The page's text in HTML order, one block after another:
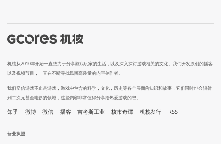
机核从2010年开始一直致力于分享游戏玩家的生活，以及深入探讨游戏相关的文化。我们开发原创的播客
以及视频节目，一直在不断寻找民间高质量的内容创作者。
我们坚信游戏不止是游戏，游戏中包含的科学，文化，历史等各个层面的知识和故事，它们同时也会辐射
到二次元甚至电影的领域，这些内容非常值得分享给热爱游戏的您。
知乎 微博 微信 播客 吉考斯工业 核市奇谭 机核发行 RSS
营业执照